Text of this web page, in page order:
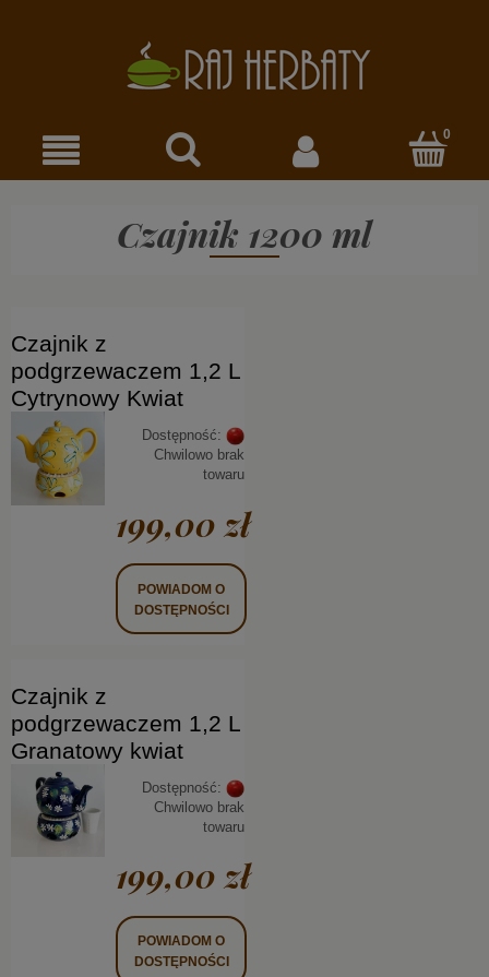
Czajnik 1200 ml
Czajnik z
podgrzewaczem 1,2 L
Cytrynowy Kwiat
Dostępność:
Chwilowo brak
towaru
199,00 zł
POWIADOM O
DOSTĘPNOŚCI
Czajnik z
podgrzewaczem 1,2 L
Granatowy kwiat
Dostępność:
Chwilowo brak
towaru
199,00 zł
POWIADOM O
DOSTĘPNOŚCI